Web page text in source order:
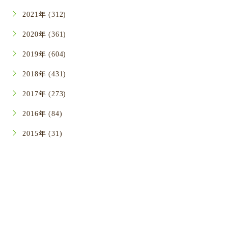
2021年 (312)
2020年 (361)
2019年 (604)
2018年 (431)
2017年 (273)
2016年 (84)
2015年 (31)